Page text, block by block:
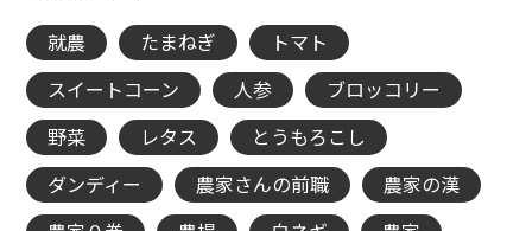
就農 たまねぎ
トマト
スイートコーン
人参
ブロッコリー
野菜
レタス
とうもろこし
ダンディー
農家さんの前職
農家の漢